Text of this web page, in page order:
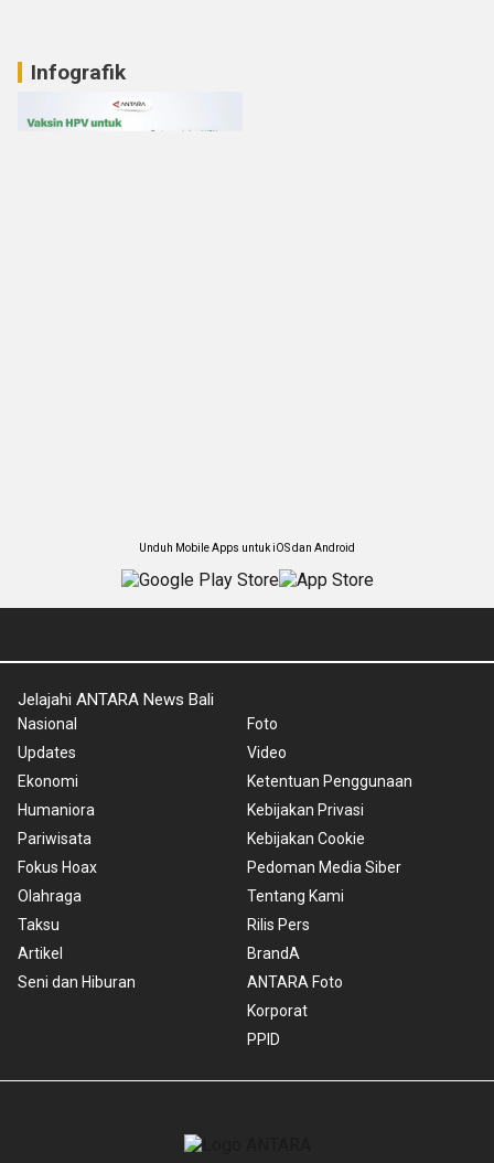
Infografik
Unduh Mobile Apps untuk iOS dan Android
Jelajahi ANTARA News Bali
Nasional
Updates
Ekonomi
Humaniora
Pariwisata
Fokus Hoax
Olahraga
Taksu
Artikel
Seni dan Hiburan
Foto
Video
Ketentuan Penggunaan
Kebijakan Privasi
Kebijakan Cookie
Pedoman Media Siber
Tentang Kami
Rilis Pers
BrandA
ANTARA Foto
Korporat
PPID